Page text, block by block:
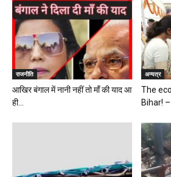
राजनीति
आखिर बंगाल में नानी नहीं तो माँ की याद आ
ही...
अन्यत्र
The
Bihar!